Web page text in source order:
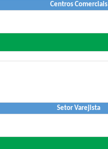
Centros Comerciais
Setor Varejista